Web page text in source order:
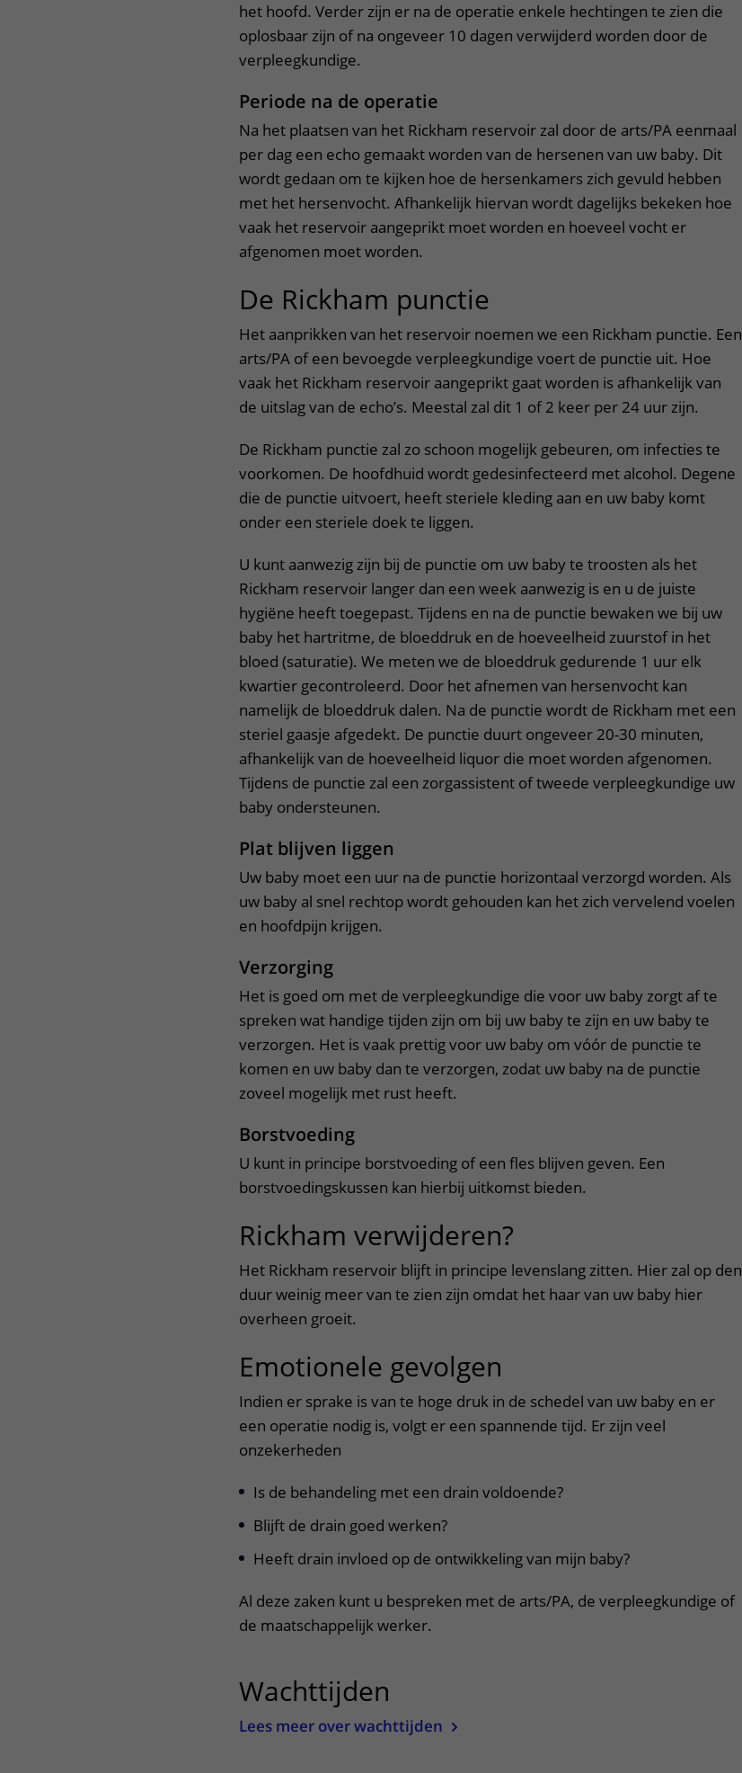
het hoofd. Verder zijn er na de operatie enkele hechtingen te zien die
oplosbaar zijn of na ongeveer 10 dagen verwijderd worden door de
verpleegkundige.
Periode na de operatie
Na het plaatsen van het Rickham reservoir zal door de arts/PA eenmaal
per dag een echo gemaakt worden van de hersenen van uw baby. Dit
wordt gedaan om te kijken hoe de hersenkamers zich gevuld hebben
met het hersenvocht. Afhankelijk hiervan wordt dagelijks bekeken hoe
vaak het reservoir aangeprikt moet worden en hoeveel vocht er
afgenomen moet worden.
De Rickham punctie
Het aanprikken van het reservoir noemen we een Rickham punctie. Een
arts/PA of een bevoegde verpleegkundige voert de punctie uit. Hoe
vaak het Rickham reservoir aangeprikt gaat worden is afhankelijk van
de uitslag van de echo’s. Meestal zal dit 1 of 2 keer per 24 uur zijn.
De Rickham punctie zal zo schoon mogelijk gebeuren, om infecties te
voorkomen. De hoofdhuid wordt gedesinfecteerd met alcohol. Degene
die de punctie uitvoert, heeft steriele kleding aan en uw baby komt
onder een steriele doek te liggen.
U kunt aanwezig zijn bij de punctie om uw baby te troosten als het
Rickham reservoir langer dan een week aanwezig is en u de juiste
hygiëne heeft toegepast. Tijdens en na de punctie bewaken we bij uw
baby het hartritme, de bloeddruk en de hoeveelheid zuurstof in het
bloed (saturatie). We meten we de bloeddruk gedurende 1 uur elk
kwartier gecontroleerd. Door het afnemen van hersenvocht kan
namelijk de bloeddruk dalen. Na de punctie wordt de Rickham met een
steriel gaasje afgedekt. De punctie duurt ongeveer 20-30 minuten,
afhankelijk van de hoeveelheid liquor die moet worden afgenomen.
Tijdens de punctie zal een zorgassistent of tweede verpleegkundige uw
baby ondersteunen.
Plat blijven liggen
Uw baby moet een uur na de punctie horizontaal verzorgd worden. Als
uw baby al snel rechtop wordt gehouden kan het zich vervelend voelen
en hoofdpijn krijgen.
Verzorging
Het is goed om met de verpleegkundige die voor uw baby zorgt af te
spreken wat handige tijden zijn om bij uw baby te zijn en uw baby te
verzorgen. Het is vaak prettig voor uw baby om vóór de punctie te
komen en uw baby dan te verzorgen, zodat uw baby na de punctie
zoveel mogelijk met rust heeft.
Borstvoeding
U kunt in principe borstvoeding of een fles blijven geven. Een
borstvoedingskussen kan hierbij uitkomst bieden.
Rickham verwijderen?
Het Rickham reservoir blijft in principe levenslang zitten. Hier zal op den
duur weinig meer van te zien zijn omdat het haar van uw baby hier
overheen groeit.
Emotionele gevolgen
Indien er sprake is van te hoge druk in de schedel van uw baby en er
een operatie nodig is, volgt er een spannende tijd. Er zijn veel
onzekerheden
Is de behandeling met een drain voldoende?
Blijft de drain goed werken?
Heeft drain invloed op de ontwikkeling van mijn baby?
Al deze zaken kunt u bespreken met de arts/PA, de verpleegkundige of
de maatschappelijk werker.
Wachttijden
Lees meer over wachttijden